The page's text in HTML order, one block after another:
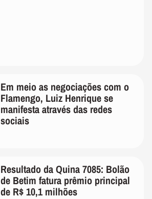
Em meio as negociações com o
Flamengo, Luiz Henrique se
manifesta através das redes
sociais
Resultado da Quina 7085: Bolão
de Betim fatura prêmio principal
de R$ 10,1 milhões